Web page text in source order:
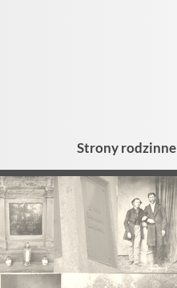
Strony rodzinne